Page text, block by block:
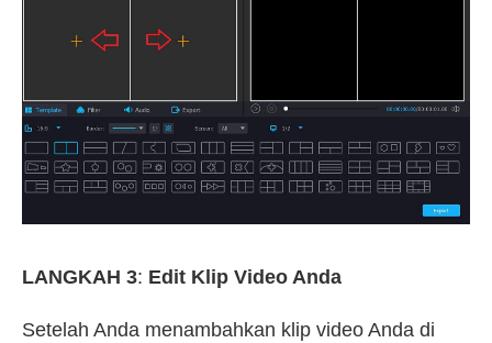
LANGKAH 3: Edit Klip Video Anda
Setelah Anda menambahkan klip video Anda di